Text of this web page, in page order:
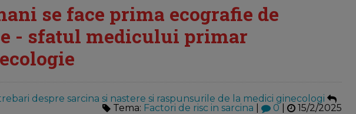
se face prima ecografie de
- sfatul medicului primar
despre sarcina si nastere si raspunsurile de la medici ginecologi
Tema: Factori de risc in sarcina 0 15/2/2025